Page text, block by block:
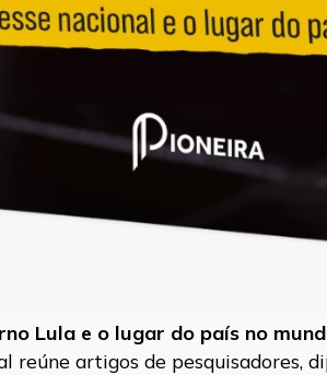
Lula e o lugar do país no
reúne artigos de